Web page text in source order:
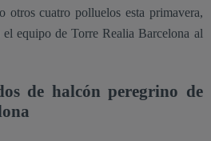
otros cuatro polluelos esta primavera,
equipo de Torre Realia Barcelona al
de halcón peregrino de